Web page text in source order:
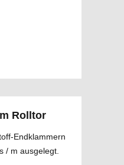
Rolltor
Endklammern
/ m ausgelegt.